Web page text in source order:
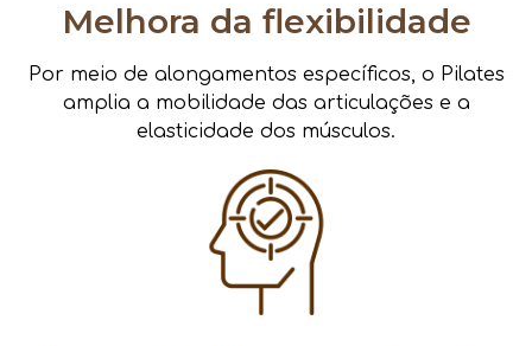
Melhora da flexibilidade
Por meio de alongamentos específicos, o Pilates
amplia a mobilidade das articulações e a
elasticidade dos músculos.